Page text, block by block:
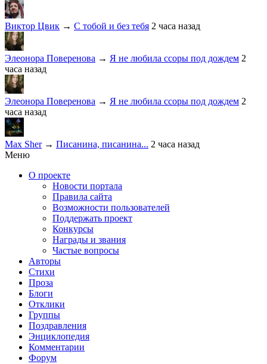
Виктор Цвик → С тобой и без тебя 2 часа назад
Элеонора Поверенова → Я не любила ссоры под дождем 2
часа назад
Элеонора Поверенова → Я не любила ссоры под дождем 2
часа назад
Max Sher→ Писанина, писанина... 2 часа назад
Меню
О проекте
Новости портала
Правила сайта
Возможности пользователей
Поддержать проект
Конкурсы
Награды и звания
Частые вопросы
Авторы
Стихи
Проза
Блоги
Отклики
Группы
Поздравления
Энциклопедия
Комментарии
Форум